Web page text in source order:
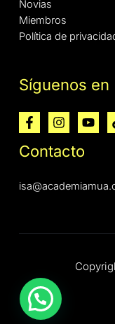
Novias
Miembros
Política de
Síguenos en
Contacto